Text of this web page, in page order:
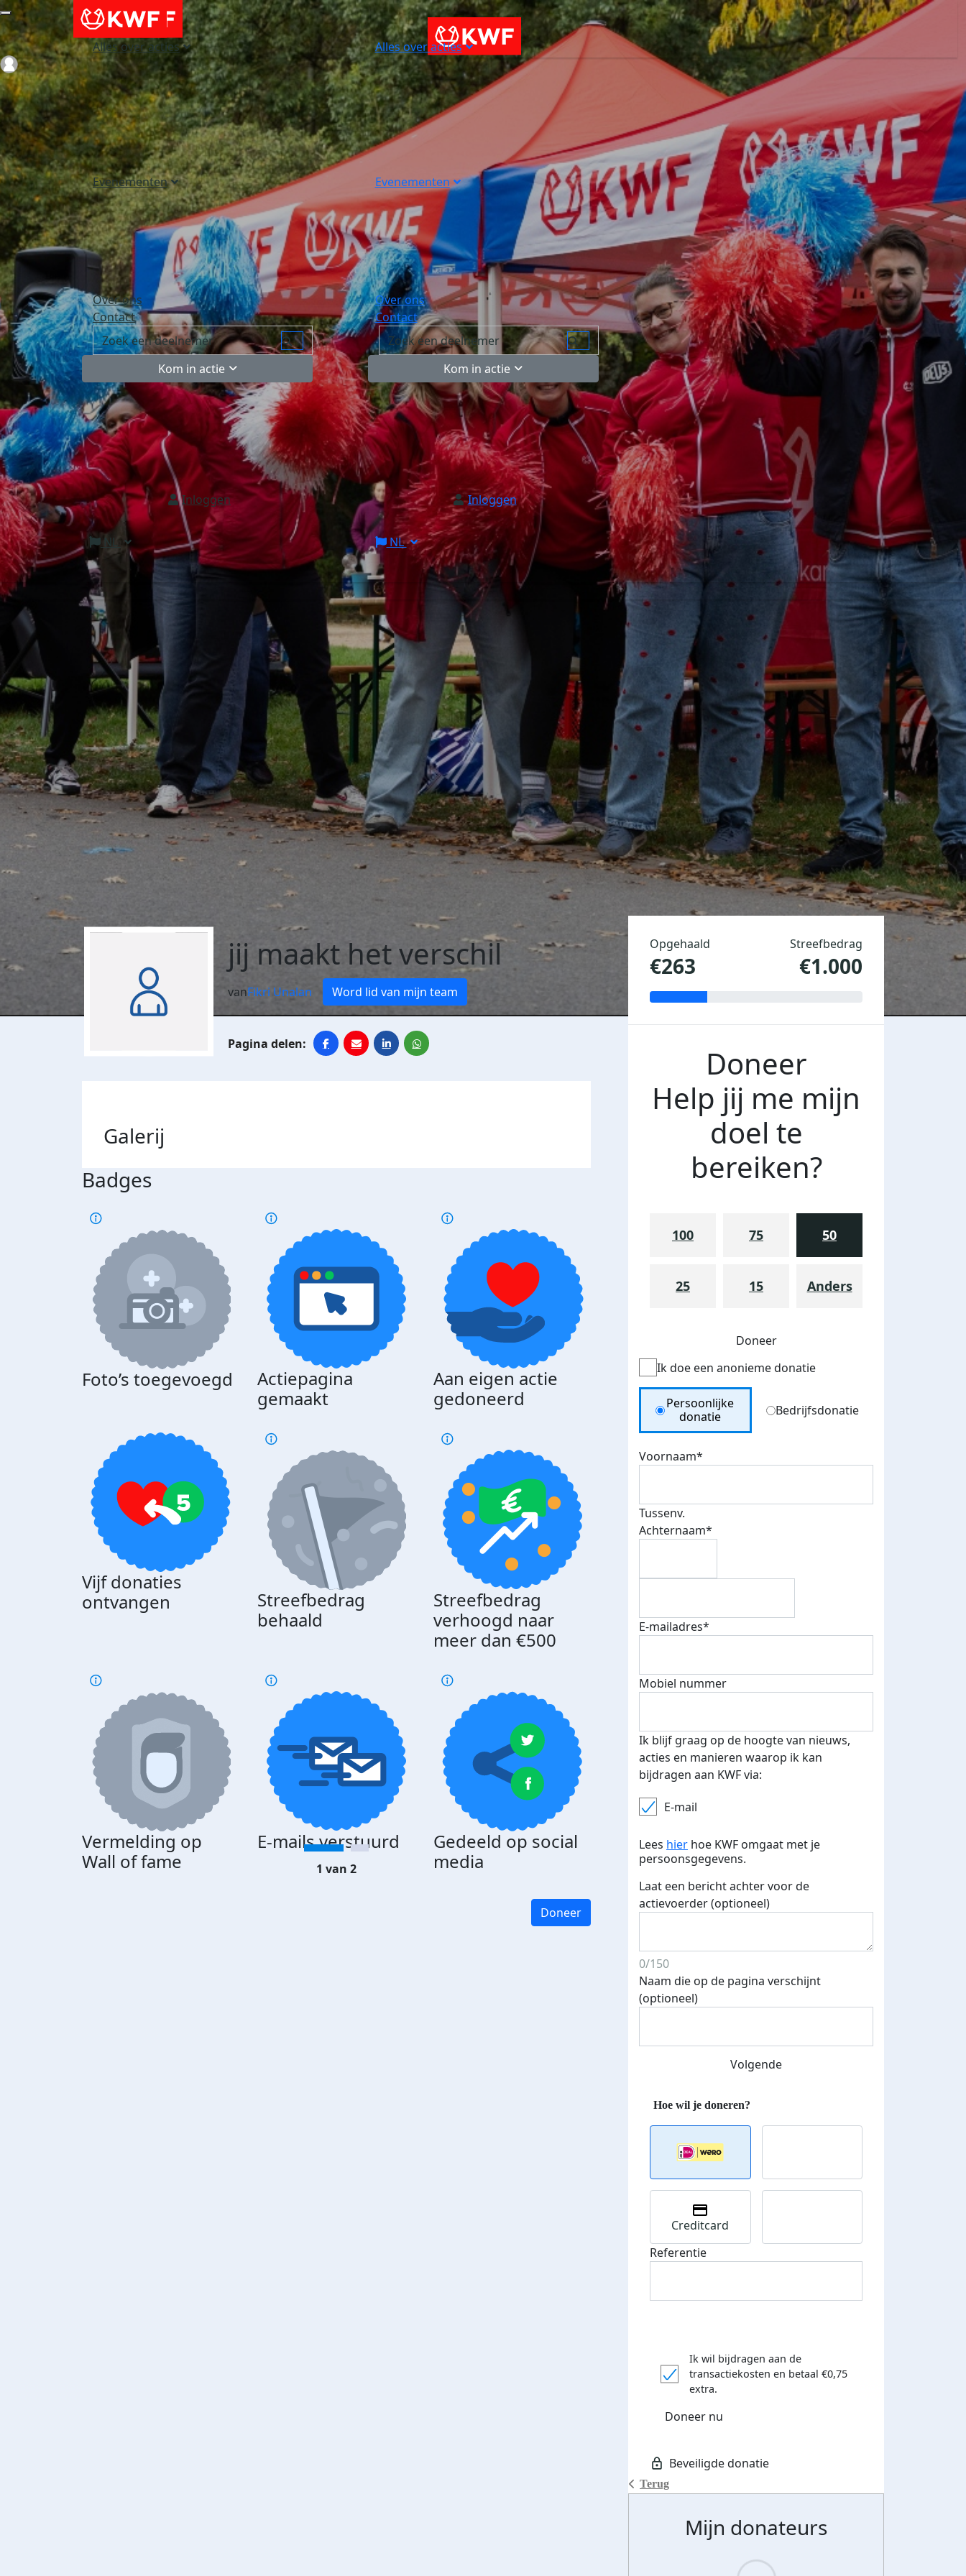
Alles over acties
Evenementen
Over ons
Contact
Kom in actie
Inloggen
NL
Alles over acties
Evenementen
Over ons
Contact
Kom in actie
Inloggen
NL
Login
jij maakt het verschil
vanFikri Unalan Word lid van mijn team
Galerij
Badges
Foto’s toegevoegd
Actiepagina
gemaakt
Aan eigen actie
gedoneerd
Vijf donaties
ontvangen
Streefbedrag
behaald
Streefbedrag
verhoogd naar
meer dan €500
Vermelding op
Wall of fame
E-mails verstuurd
Gedeeld op social
media
Donateurs
bedankt
1 van 2
Doneer
Opgehaald
€263
Streefbedrag
€1.000
Doneer
Help jij me mijn
doel te
bereiken?
100 75 50
25 15 Anders
Doneer
Ik doe een anonieme donatie
Donation Type
Persoonlijke
donatie
Bedrijfsdonatie
Voornaam*
Tussenv.
Achternaam*
E-mailadres*
Mobiel nummer
Ik blijf graag op de hoogte van nieuws,
acties en manieren waarop ik kan
bijdragen aan KWF via:
E-mail
Lees hier hoe KWF omgaat met je
persoonsgegevens.
Laat een bericht achter voor de
actievoerder (optioneel)
0/150
Naam die op de pagina verschijnt
(optioneel)
Volgende
Terug
Creditcard
Referentie
Ik wil bijdragen aan de
transactiekosten en betaal €0,75
extra.
Doneer nu
Mijn donateurs